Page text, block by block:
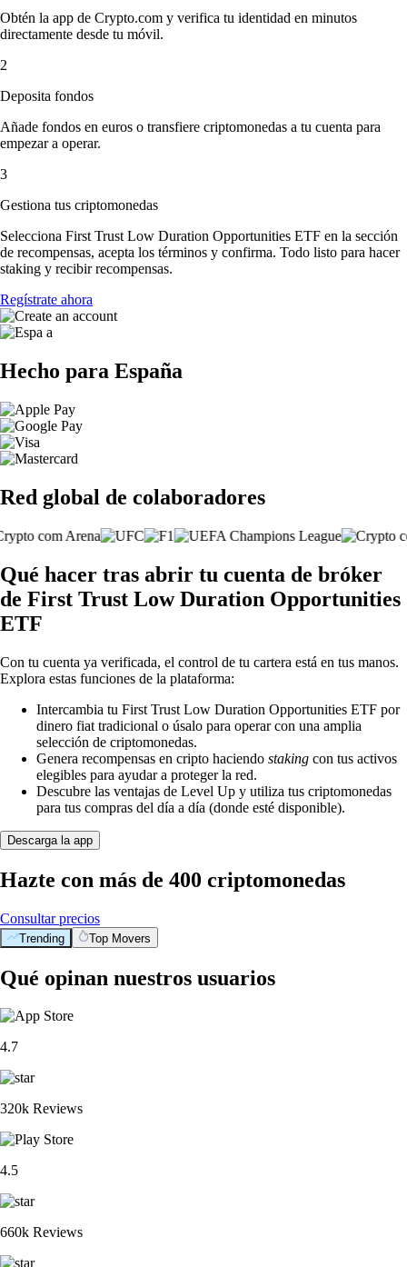
Obtén la app de Crypto.com y verifica tu identidad en minutos
directamente desde tu móvil.
2
Deposita fondos
Añade fondos en euros o transfiere criptomonedas a tu cuenta para
empezar a operar.
3
Gestiona tus criptomonedas
Selecciona First Trust Low Duration Opportunities ETF en la sección
de recompensas, acepta los términos y confirma. Todo listo para hacer
staking y recibir recompensas.
Regístrate ahora
Hecho para España
Red global de colaboradores
Qué hacer tras abrir tu cuenta de bróker
de First Trust Low Duration Opportunities
ETF
Con tu cuenta ya verificada, el control de tu cartera está en tus manos.
Explora estas funciones de la plataforma:
Intercambia tu First Trust Low Duration Opportunities ETF por
dinero fiat tradicional o úsalo para operar con una amplia
selección de criptomonedas.
Genera recompensas en cripto haciendo staking con tus activos
elegibles para ayudar a proteger la red.
Descubre las ventajas de Level Up y utiliza tus criptomonedas
para tus compras del día a día (donde esté disponible).
Descarga la app
Hazte con más de 400 criptomonedas
Consultar precios
Trending Top Movers
Qué opinan nuestros usuarios
4.7
320k Reviews
4.5
660k Reviews